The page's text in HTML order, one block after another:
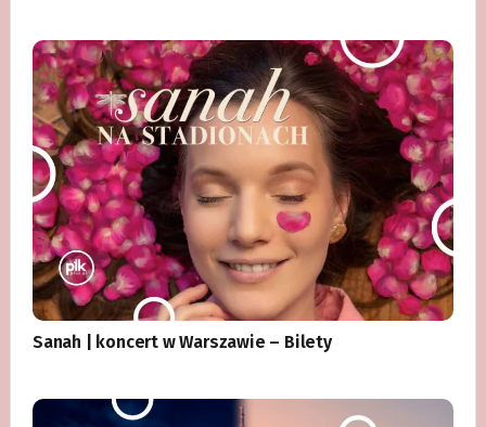
Sanah | koncert w Warszawie – Bilety